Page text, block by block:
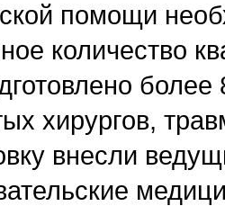
помощи
количество
хирургов,
внесли